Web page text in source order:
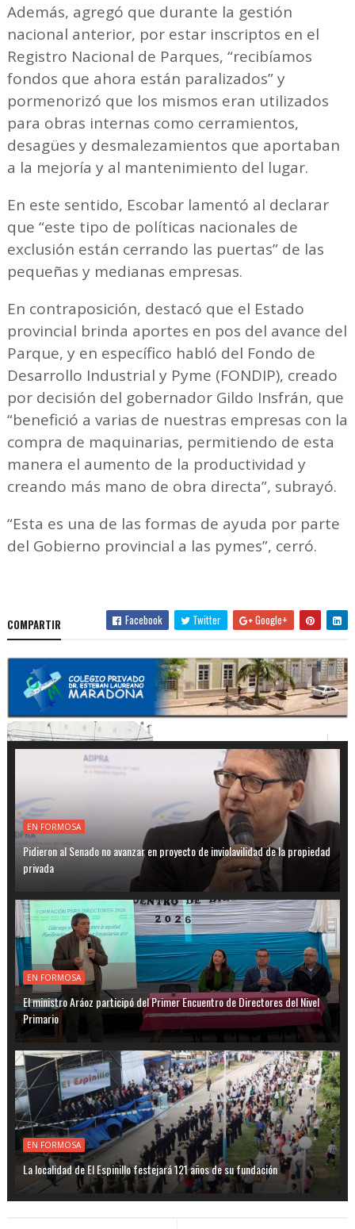
Además, agregó que durante la gestión
nacional anterior, por estar inscriptos en el
Registro Nacional de Parques, “recibíamos
fondos que ahora están paralizados” y
pormenorizó que los mismos eran utilizados
para obras internas como cerramientos,
desagües y desmalezamientos que aportaban
a la mejoría y al mantenimiento del lugar.
En este sentido, Escobar lamentó al declarar
que “este tipo de políticas nacionales de
exclusión están cerrando las puertas” de las
pequeñas y medianas empresas.
En contraposición, destacó que el Estado
provincial brinda aportes en pos del avance del
Parque, y en específico habló del Fondo de
Desarrollo Industrial y Pyme (FONDIP), creado
por decisión del gobernador Gildo Insfrán, que
“benefició a varias de nuestras empresas con la
compra de maquinarias, permitiendo de esta
manera el aumento de la productividad y
creando más mano de obra directa”, subrayó.
“Esta es una de las formas de ayuda por parte
del Gobierno provincial a las pymes”, cerró.
COMPARTIR Facebook Twitter Google+
EN FORMOSA
Pidieron al Senado no avanzar en proyecto de inviolavilidad de la propiedad
privada
EN FORMOSA
El ministro Aráoz participó del Primer Encuentro de Directores del Nivel
Primario
EN FORMOSA
La localidad de El Espinillo festejará 121 años de su fundación